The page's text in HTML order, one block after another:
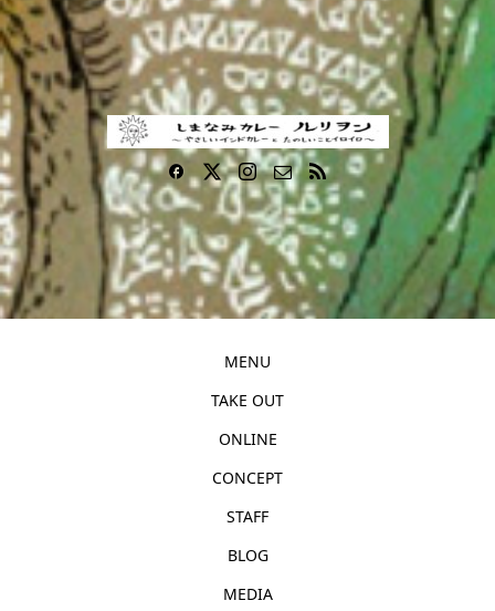
MENU
TAKE OUT
ONLINE
CONCEPT
STAFF
BLOG
MEDIA